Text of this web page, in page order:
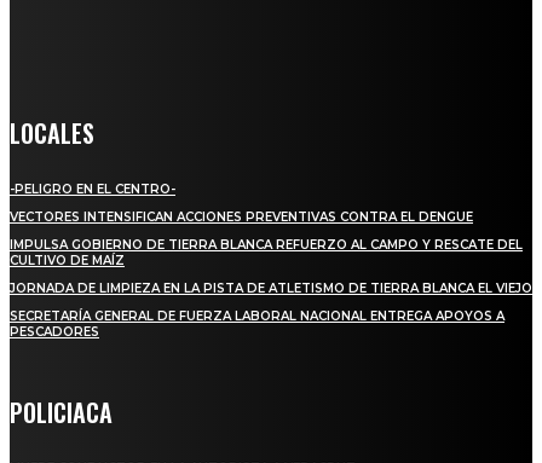
LOCALES
-PELIGRO EN EL CENTRO-
VECTORES INTENSIFICAN ACCIONES PREVENTIVAS CONTRA EL DENGUE
IMPULSA GOBIERNO DE TIERRA BLANCA REFUERZO AL CAMPO Y RESCATE DEL
CULTIVO DE MAÍZ
JORNADA DE LIMPIEZA EN LA PISTA DE ATLETISMO DE TIERRA BLANCA EL VIEJO
SECRETARÍA GENERAL DE FUERZA LABORAL NACIONAL ENTREGA APOYOS A
PESCADORES
POLICIACA